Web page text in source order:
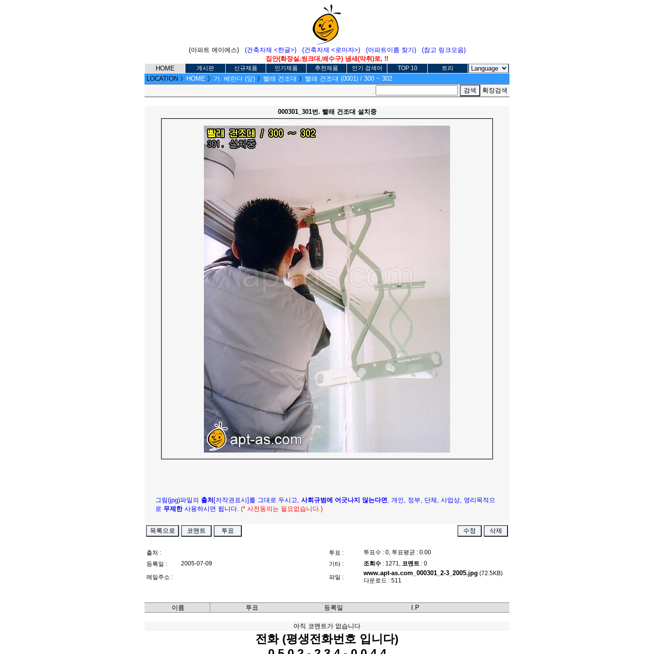
(아파트 에이에스) (건축자재 <한글>) (건축자재 <로마자>) (아파트이름 찾기)
(참고 링크모음)
집안(화장실,씽크대,배수구) 냄새(악취)로, !!
HOME
게시판 신규제품 인기제품 추천제품 인기 검색어 TOP 10 트리
LOCATION 》 HOME 》 가. 베란다 (앞) 》 빨래 건조대 》 빨래 건조대 (0001) / 300 ~ 302
확장검색
000301_301번. 빨래 건조대 설치중
그림(jpg)파일의 출처 [저작권표시]를 그대로 두시고, 사회규범에 어긋나지 않는다면, 개인, 정부, 단체, 사업상, 영리목적으
로 무제한사용하시면 됩니다. (* 사전동의는 필요없습니다.)
출처 : 투표 :
투표수 : 0, 투표평균 : 0.00
등록일 :
2005-07-09 기타 : 조회수 : 1271, 코멘트 : 0
메일주소 :
파일 :
www.apt-as.com_000301_2-3_2005.jpg (72.5KB)
다운로드 : 511
이름 투표 등록일 I.P
아직 코멘트가 없습니다
전화 (평생전화번호 입니다)